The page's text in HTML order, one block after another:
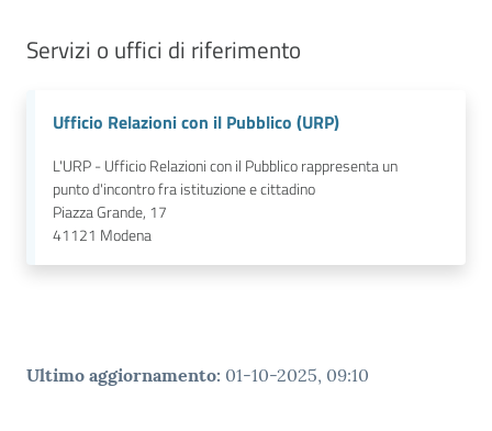
Servizi o uffici di riferimento
Ufficio Relazioni con il Pubblico (URP)
L'URP - Ufficio Relazioni con il Pubblico rappresenta un
punto d'incontro fra istituzione e cittadino
Piazza Grande, 17
41121 Modena
Ultimo aggiornamento: 01-10-2025, 09:10